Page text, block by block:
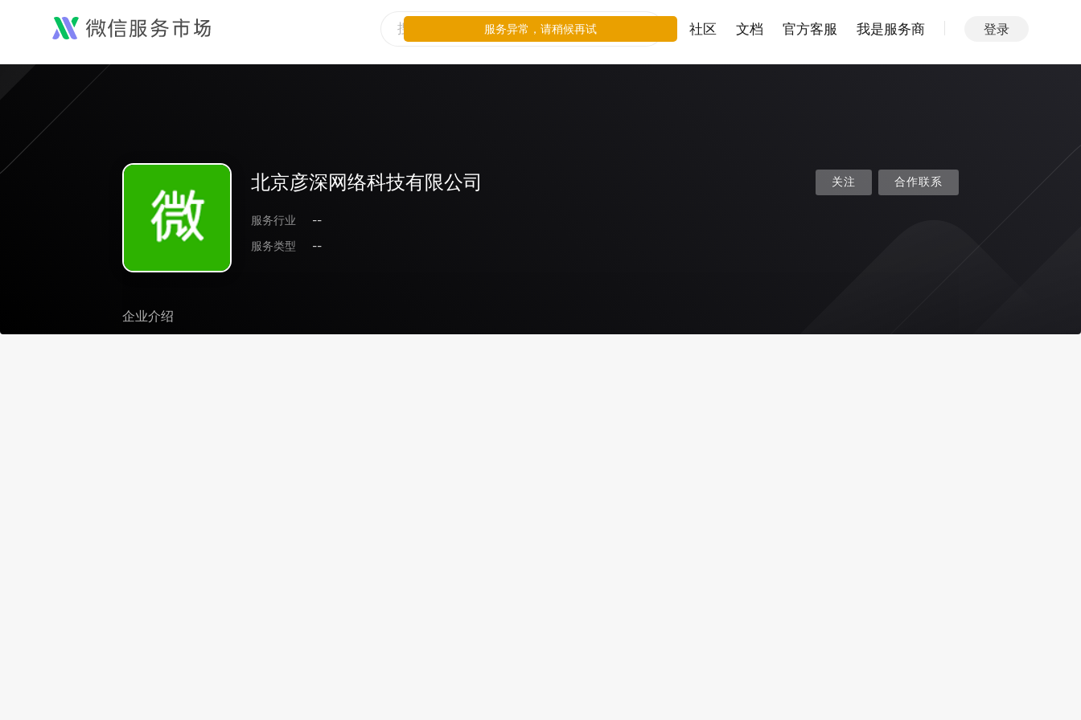
社区 文档 官方客服 我是服务商 登录
北京彦深网络科技有限公司
服务行业
--
服务类型
--
关注 合作联系
企业介绍
服务异常，请稍候再试